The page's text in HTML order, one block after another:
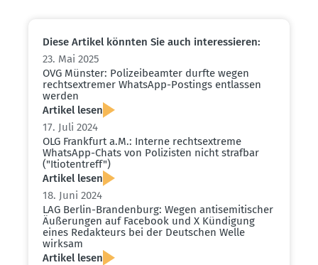
Diese Artikel könnten Sie auch inter­es­sieren:
23. Mai 2025
OVG Münster: Polizei­be­amter durfte wegen
rechts­ex­tremer WhatsApp-Postings entlassen
werden
Artikel lesen
17. Juli 2024
OLG Frankfurt a.M.: Interne rechts­ex­treme
WhatsApp-Chats von Polizisten nicht strafbar
("Itioten­treff")
Artikel lesen
18. Juni 2024
LAG Berlin-Brandenburg: Wegen antise­mi­ti­scher
Äußerungen auf Facebook und X Kündigung
eines Redak­teurs bei der Deutschen Welle
wirksam
Artikel lesen